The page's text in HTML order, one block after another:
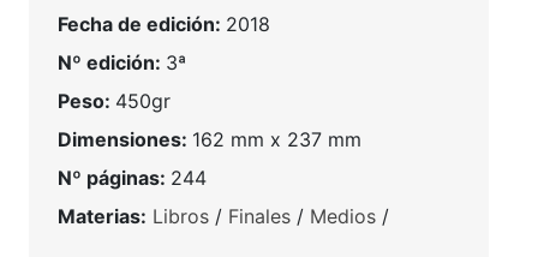
Fecha de edición: 2018
Nº edición: 3ª
Peso: 450gr
Dimensiones: 162 mm x 237 mm
Nº páginas: 244
Materias: Libros / Finales / Medios /